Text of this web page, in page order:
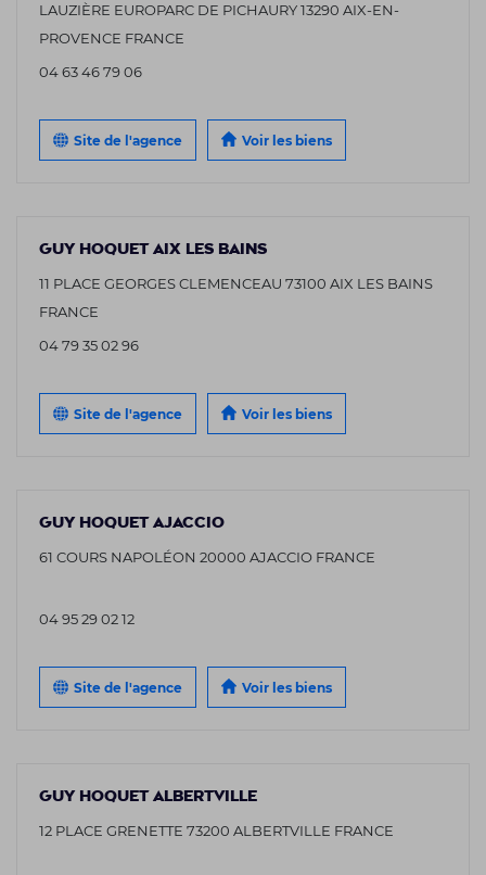
LAUZIÈRE EUROPARC DE PICHAURY 13290 AIX-EN-
PROVENCE FRANCE
04 63 46 79 06
Site de l'agence Voir les biens
GUY HOQUET AIX LES BAINS
11 PLACE GEORGES CLEMENCEAU 73100 AIX LES BAINS
FRANCE
04 79 35 02 96
Site de l'agence Voir les biens
GUY HOQUET AJACCIO
61 COURS NAPOLÉON 20000 AJACCIO FRANCE
04 95 29 02 12
Site de l'agence Voir les biens
GUY HOQUET ALBERTVILLE
12 PLACE GRENETTE 73200 ALBERTVILLE FRANCE